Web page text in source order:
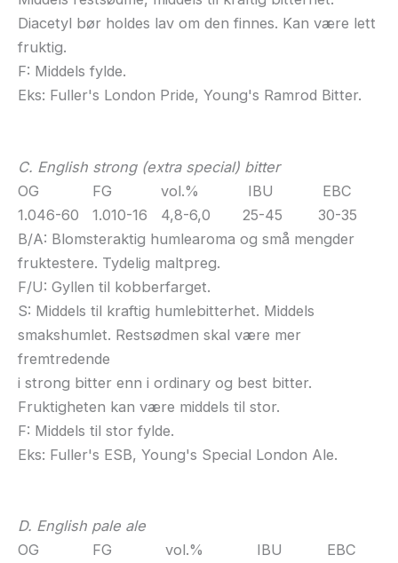
Diacetyl bør holdes lav om den finnes. Kan være lett
fruktig.
F: Middels fylde.
Eks: Fuller's London Pride, Young's Ramrod Bitter.
C. English strong (extra special) bitter
OG FG vol.% IBU EBC
1.046-60 1.010-16 4,8-6,0 25-45 30-35
B/A: Blomsteraktig humlearoma og små mengder
fruktestere. Tydelig maltpreg.
F/U: Gyllen til kobberfarget.
S: Middels til kraftig humlebitterhet. Middels
smakshumlet. Restsødmen skal være mer
fremtredende
i strong bitter enn i ordinary og best bitter.
Fruktigheten kan være middels til stor.
F: Middels til stor fylde.
Eks: Fuller's ESB, Young's Special London Ale.
D. English pale ale
OG FG vol.% IBU EBC